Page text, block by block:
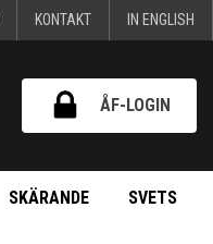
KONTAKT IN ENGLISH
ÅF-LOGIN
SKÄRANDE SVETS